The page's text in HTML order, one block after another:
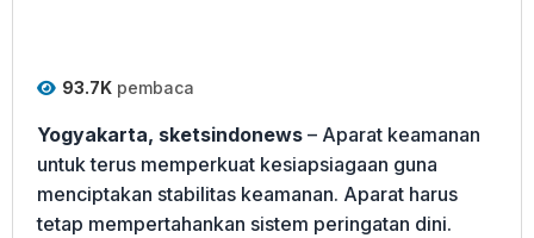
93.7K pembaca
Yogyakarta, sketsindonews – Aparat keamanan
untuk terus memperkuat kesiapsiagaan guna
menciptakan stabilitas keamanan. Aparat harus
tetap mempertahankan sistem peringatan dini.